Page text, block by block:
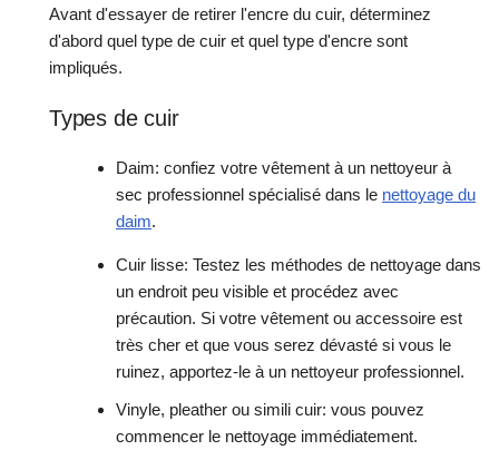
Avant d'essayer de retirer l'encre du cuir, déterminez
d'abord quel type de cuir et quel type d'encre sont
impliqués.
Types de cuir
Daim: confiez votre vêtement à un nettoyeur à
sec professionnel spécialisé dans le nettoyage du
daim.
Cuir lisse: Testez les méthodes de nettoyage dans
un endroit peu visible et procédez avec
précaution. Si votre vêtement ou accessoire est
très cher et que vous serez dévasté si vous le
ruinez, apportez-le à un nettoyeur professionnel.
Vinyle, pleather ou simili cuir: vous pouvez
commencer le nettoyage immédiatement.